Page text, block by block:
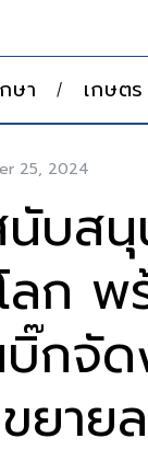
ษา เกษตร
25, 2024
นับส
ลก
กจัด
ยาย